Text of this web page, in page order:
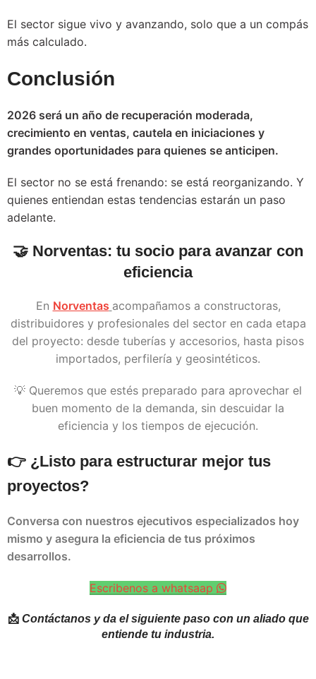
El sector sigue vivo y avanzando, solo que a un compás
más calculado.
Conclusión
2026 será un año de recuperación moderada,
crecimiento en ventas, cautela en iniciaciones y
grandes oportunidades para quienes se anticipen.
El sector no se está frenando: se está reorganizando. Y
quienes entiendan estas tendencias estarán un paso
adelante.
🤝 Norventas: tu socio para avanzar con
eficiencia
En Norventas acompañamos a constructoras,
distribuidores y profesionales del sector en cada etapa
del proyecto: desde tuberías y accesorios, hasta pisos
importados, perfilería y geosintéticos.
💡 Queremos que estés preparado para aprovechar el
buen momento de la demanda, sin descuidar la
eficiencia y los tiempos de ejecución.
👉 ¿Listo para estructurar mejor tus
proyectos?
Conversa con nuestros ejecutivos especializados hoy
mismo y asegura la eficiencia de tus próximos
desarrollos.
Escribenos a whatsaap
📩 Contáctanos y da el siguiente paso con un aliado que
entiende tu industria.